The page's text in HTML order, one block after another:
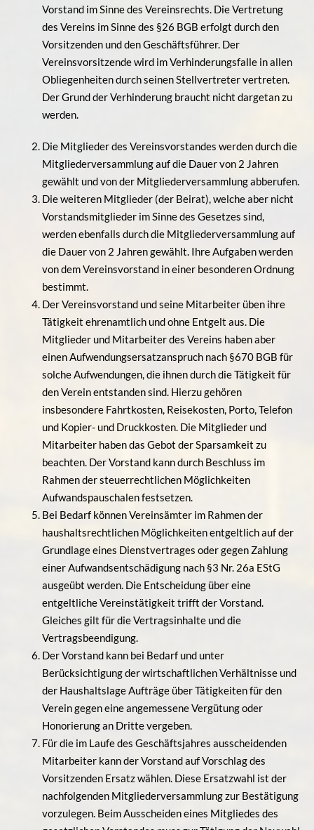
Vorstand im Sinne des Vereinsrechts. Die Vertretung
des Vereins im Sinne des §26 BGB erfolgt durch den
Vorsitzenden und den Geschäftsführer. Der
Vereinsvorsitzende wird im Verhinderungsfalle in allen
Obliegenheiten durch seinen Stellvertreter vertreten.
Der Grund der Verhinderung braucht nicht dargetan zu
werden.
Die Mitglieder des Vereinsvorstandes werden durch die
Mitgliederversammlung auf die Dauer von 2 Jahren
gewählt und von der Mitgliederversammlung abberufen.
Die weiteren Mitglieder (der Beirat), welche aber nicht
Vorstandsmitglieder im Sinne des Gesetzes sind,
werden ebenfalls durch die Mitgliederversammlung auf
die Dauer von 2 Jahren gewählt. Ihre Aufgaben werden
von dem Vereinsvorstand in einer besonderen Ordnung
bestimmt.
Der Vereinsvorstand und seine Mitarbeiter üben ihre
Tätigkeit ehrenamtlich und ohne Entgelt aus. Die
Mitglieder und Mitarbeiter des Vereins haben aber
einen Aufwendungsersatzanspruch nach §670 BGB für
solche Aufwendungen, die ihnen durch die Tätigkeit für
den Verein entstanden sind. Hierzu gehören
insbesondere Fahrtkosten, Reisekosten, Porto, Telefon
und Kopier- und Druckkosten. Die Mitglieder und
Mitarbeiter haben das Gebot der Sparsamkeit zu
beachten. Der Vorstand kann durch Beschluss im
Rahmen der steuerrechtlichen Möglichkeiten
Aufwandspauschalen festsetzen.
Bei Bedarf können Vereinsämter im Rahmen der
haushaltsrechtlichen Möglichkeiten entgeltlich auf der
Grundlage eines Dienstvertrages oder gegen Zahlung
einer Aufwandsentschädigung nach §3 Nr. 26a EStG
ausgeübt werden. Die Entscheidung über eine
entgeltliche Vereinstätigkeit trifft der Vorstand.
Gleiches gilt für die Vertragsinhalte und die
Vertragsbeendigung.
Der Vorstand kann bei Bedarf und unter
Berücksichtigung der wirtschaftlichen Verhältnisse und
der Haushaltslage Aufträge über Tätigkeiten für den
Verein gegen eine angemessene Vergütung oder
Honorierung an Dritte vergeben.
Für die im Laufe des Geschäftsjahres ausscheidenden
Mitarbeiter kann der Vorstand auf Vorschlag des
Vorsitzenden Ersatz wählen. Diese Ersatzwahl ist der
nachfolgenden Mitgliederversammlung zur Bestätigung
vorzulegen. Beim Ausscheiden eines Mitgliedes des